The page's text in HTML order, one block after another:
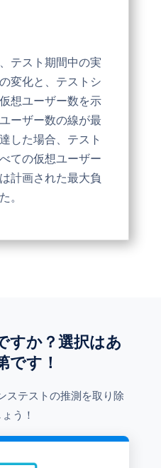
テスト期間中の実
変化と、テストシ
想ユーザー数を示
ーザー数の線が最
した場合、テスト
ての仮想ユーザー
計画された最大負
。
すか？選択はあ
です！
テストの推測を取り除
う！